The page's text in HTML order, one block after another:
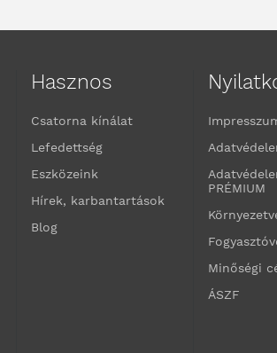
Hasznos
Csatorna kínálat
Lefedettség
Eszközeink
Hírek, karbantartások
Blog
PRÉMIUM
Minőségi
ÁSZF